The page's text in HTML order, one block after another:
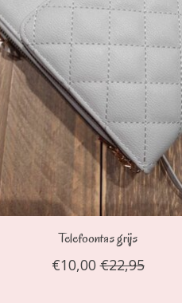
Telefoontas grijs
€10,00 €22,95